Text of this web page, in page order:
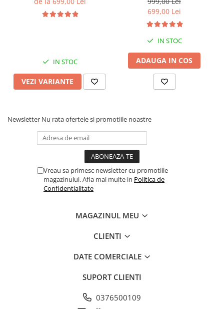
Display QLED 10", DSP,
IN STOC
VEZI VARIANTE
Quadcore, Android 14,
Display QLED 7", DSP,
Carplay&Android Auto,
Suport camere AHD
699,00 Lei
IN STOC
ADAUGA IN COS
Newsletter Nu rata ofertele si promotiile noastre
Vreau sa primesc newsletter cu promotiile
magazinului. Afla mai multe in Politica de
Confidentialitate
MAGAZINUL MEU
CLIENTI
DATE COMERCIALE
SUPORT CLIENTI
0376500109